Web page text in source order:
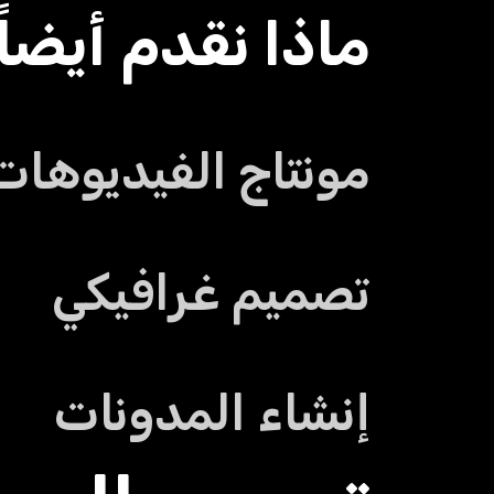
ماذا نقدم
مونتاج
تصميم غرافيكي
إنشاء المدونات